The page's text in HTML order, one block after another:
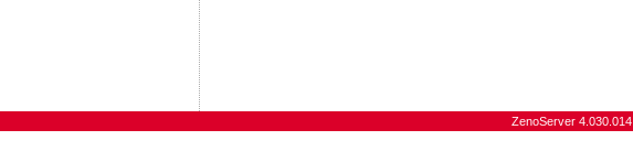
ZenoServer 4.030.014